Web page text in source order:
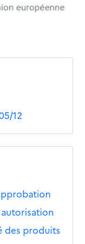
12
des produits